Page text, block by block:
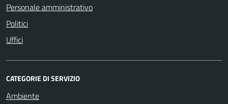
Personale amministrativo
Politici
Uffici
CATEGORIE DI SERVIZIO
Ambiente